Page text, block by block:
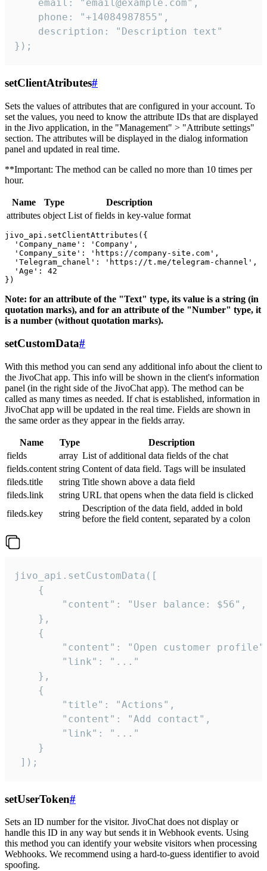
    email: "email@example.com",
    phone: "+14084987855",
    description: "Description text"
});
setClientAtributes#
Sets the values ​​of attributes that are configured in your account. To
set the values, you need to know the attribute IDs that are displayed
in the Jivo application, in the "Management" > "Attribute settings"
section. The attributes will be displayed in the dialog information
panel and updated in real time.
**Important: The method can be called no more than 10 times per
hour.
Name Type
Description
attributes object List of fields in key-value format
jivo_api.setClientAttributes({
  'Company_name': 'Company',
  'Company_site': 'https://company-site.com',
  'Telegram_chanel': 'https://t.me/telegram-channel',
  'Age': 42
Note: for an attribute of the "Text" type, its value is a string (in
quotation marks), and for an attribute of the "Number" type, it
is a number (without quotation marks).
setCustomData#
With this method you can send any additional info about the client to
the JivoChat app. This info will be shown in the client's information
panel (in the right side of the JivoChat app). The method can be
called as many times as needed. If chat is established, information in
JivoChat app will be updated in the real time. Fields are shown in
the same order as they appear in the fields array.
Name Type
Description
fields
array List of additional data fields of the chat
fields.content string Content of data field. Tags will be insulated
fileds.title
string Title shown above a data field
fileds.link
string URL that opens when the data field is clicked
fileds.key
string
Description of the data field, added in bold
before the field content, separated by a colon
jivo_api.setCustomData([
    {
        "content": "User balance: $56",
    },
    {
"content": "Open customer
        "link": "..."
    },
    {
        "title": "Actions",
        "content": "Add contact",
        "link": "..."
    }
]);
setUserToken#
Sets an ID number for the visitor. JivoChat does not display or
handle this ID in any way but sends it in Webhook events. Using
this method you can identify your website visitors when processing
Webhooks. We recommend using a hard-to-guess identifier to avoid
spoofing.